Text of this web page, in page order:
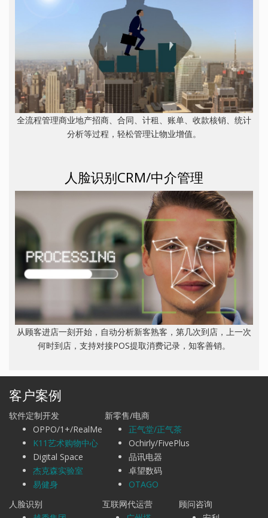
全流程管理商业地产招商、合同、计租、账单、收款核销、统计
分析等过程，轻松管理让物业增值。
人脸识别CRM/中介管理
从顾客进店一刻开始，自动分析新客熟客，第几次到店，上一次
何时到店，支持对接POS提取消费记录，知客善销。
客户案例
软件定制开发
OPPO/1+/RealMe
K11艺术购物中心
Digital Space
杰克森实验室
易健身
新零售/电商
正气堂/正气茶
Ochirly/FivePlus
品讯电器
卓望数码
OTAGO
人脸识别
互联网代运营
顾问咨询